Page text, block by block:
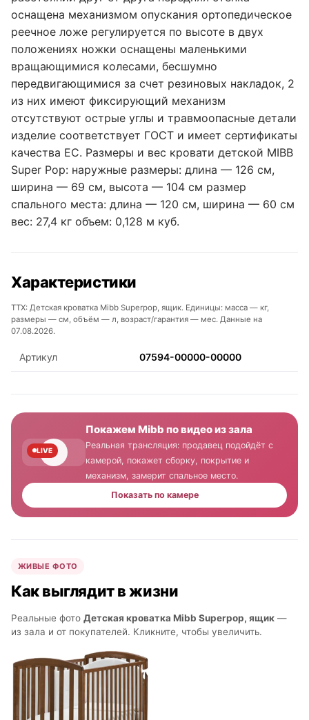
оснащена механизмом опускания ортопедическое
реечное ложе регулируется по высоте в двух
положениях ножки оснащены маленькими
вращающимися колесами, бесшумно
передвигающимися за счет резиновых накладок, 2
из них имеют фиксирующий механизм
отсутствуют острые углы и травмоопасные детали
изделие соответствует ГОСТ и имеет сертификаты
качества ЕС. Размеры и вес кровати детской MIBB
Super Pop: наружные размеры: длина — 126 см,
ширина — 69 см, высота — 104 см размер
спального места: длина — 120 см, ширина — 60 см
вес: 27,4 кг объем: 0,128 м куб.
Характеристики
ТТХ: Детская кроватка Mibb Superpop, ящик. Единицы: масса — кг,
размеры — см, объём — л, возраст/гарантия — мес. Данные на
07.08.2026.
Артикул 07594-00000-00000
LIVE
Покажем Mibb по видео из зала
Реальная трансляция: продавец подойдёт с
камерой, покажет сборку, покрытие и
механизм, замерит спальное место.
Показать по камере
ЖИВЫЕ ФОТО
Как выглядит в жизни
Реальные фото Детская кроватка Mibb Superpop, ящик —
из зала и от покупателей. Кликните, чтобы увеличить.